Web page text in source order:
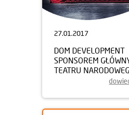
27.01.2017
DOM DEVELOPMENT
SPONSOREM
TEATRU